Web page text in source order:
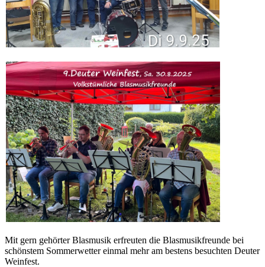
Mit gern gehörter Blasmusik erfreuten die Blasmusikfreunde bei
schönstem Sommerwetter einmal mehr am bestens besuchten Deuter
Weinfest.